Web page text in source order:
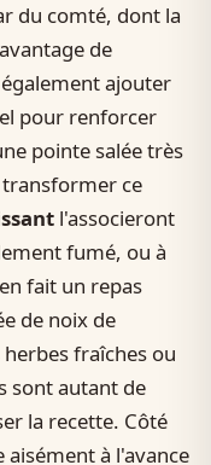
du comté, dont la
de
ajouter
pour renforcer
pointe salée très
ce
l'associeront
fumé, ou à
fait un repas
de noix de
fraîches ou
sont autant de
la recette. Côté
à l'avance